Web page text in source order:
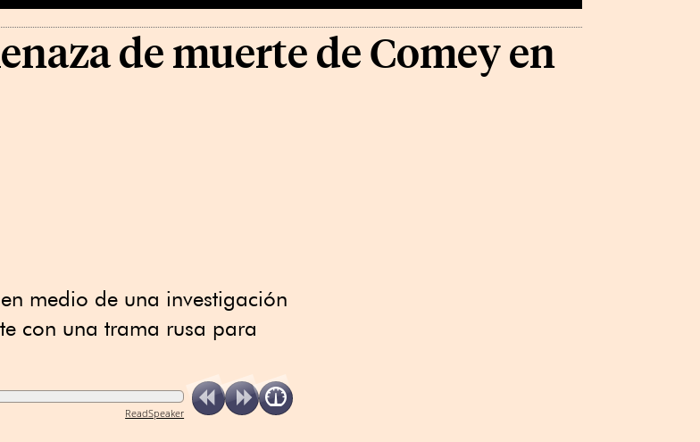
de muerte de Comey en
medio de una investigación
con una trama rusa para
ReadSpeaker